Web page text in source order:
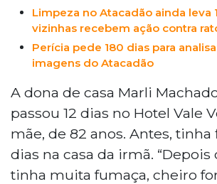
Limpeza no Atacadão ainda leva
vizinhas recebem ação contra
Perícia pede 180 dias para
imagens do Atacadão
A dona de casa Marli
passou 12 dias no Hotel Vale
mãe, de 82 anos. Antes,
dias na casa da irmã.
tinha muita fumaça, cheiro